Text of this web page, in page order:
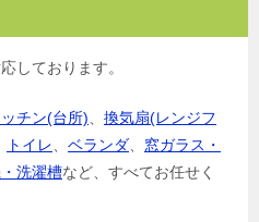
しております。
チン(台所)
換気扇(レンジフ
トイレ ベランダ
窓ガラス・
洗濯槽など、すべてお任せく